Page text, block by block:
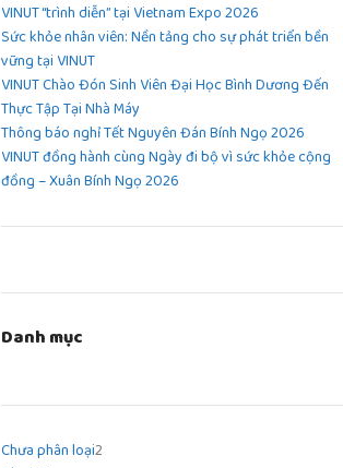
VINUT “trình diễn” tại Vietnam Expo 2026
Sức khỏe nhân viên: Nền tảng cho sự phát triển bền
vững tại VINUT
VINUT Chào Đón Sinh Viên Đại Học Bình Dương Đến
Thực Tập Tại Nhà Máy
Thông báo nghỉ Tết Nguyên Đán Bính Ngọ 2026
VINUT đồng hành cùng Ngày đi bộ vì sức khỏe cộng
đồng – Xuân Bính Ngọ 2026
Danh mục
Chưa phân loại2